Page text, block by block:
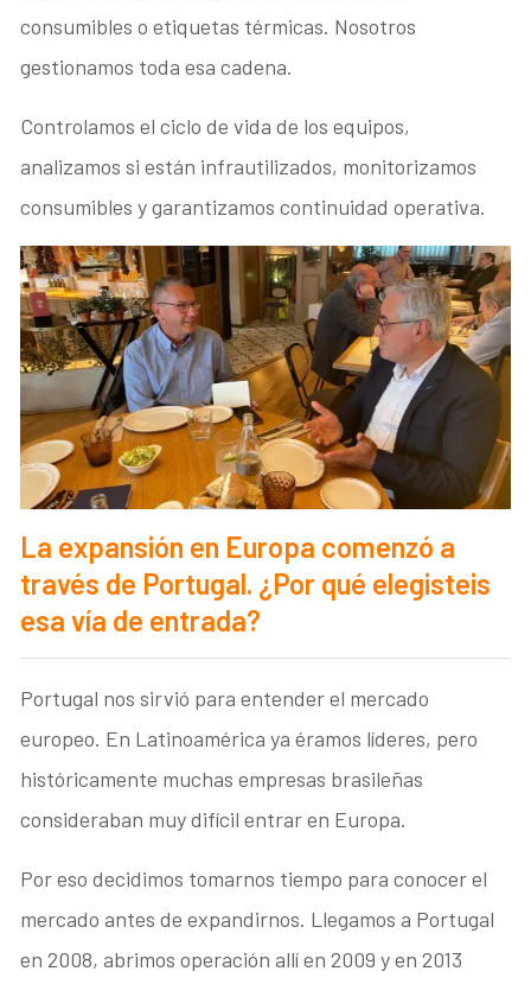
consumibles o etiquetas térmicas. Nosotros
gestionamos toda esa cadena.
Controlamos el ciclo de vida de los equipos,
analizamos si están infrautilizados, monitorizamos
consumibles y garantizamos continuidad operativa.
La expansión en Europa comenzó a
través de Portugal. ¿Por qué elegisteis
esa vía de entrada?
Portugal nos sirvió para entender el mercado
europeo. En Latinoamérica ya éramos líderes, pero
históricamente muchas empresas brasileñas
consideraban muy difícil entrar en Europa.
Por eso decidimos tomarnos tiempo para conocer el
mercado antes de expandirnos. Llegamos a Portugal
en 2008, abrimos operación allí en 2009 y en 2013